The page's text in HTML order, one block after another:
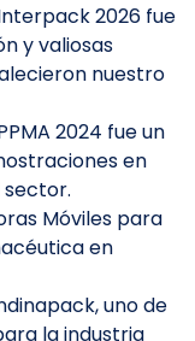
2026 fue
y valiosas
nuestro
2024 fue un
en
Móviles para
en
uno de
la industria